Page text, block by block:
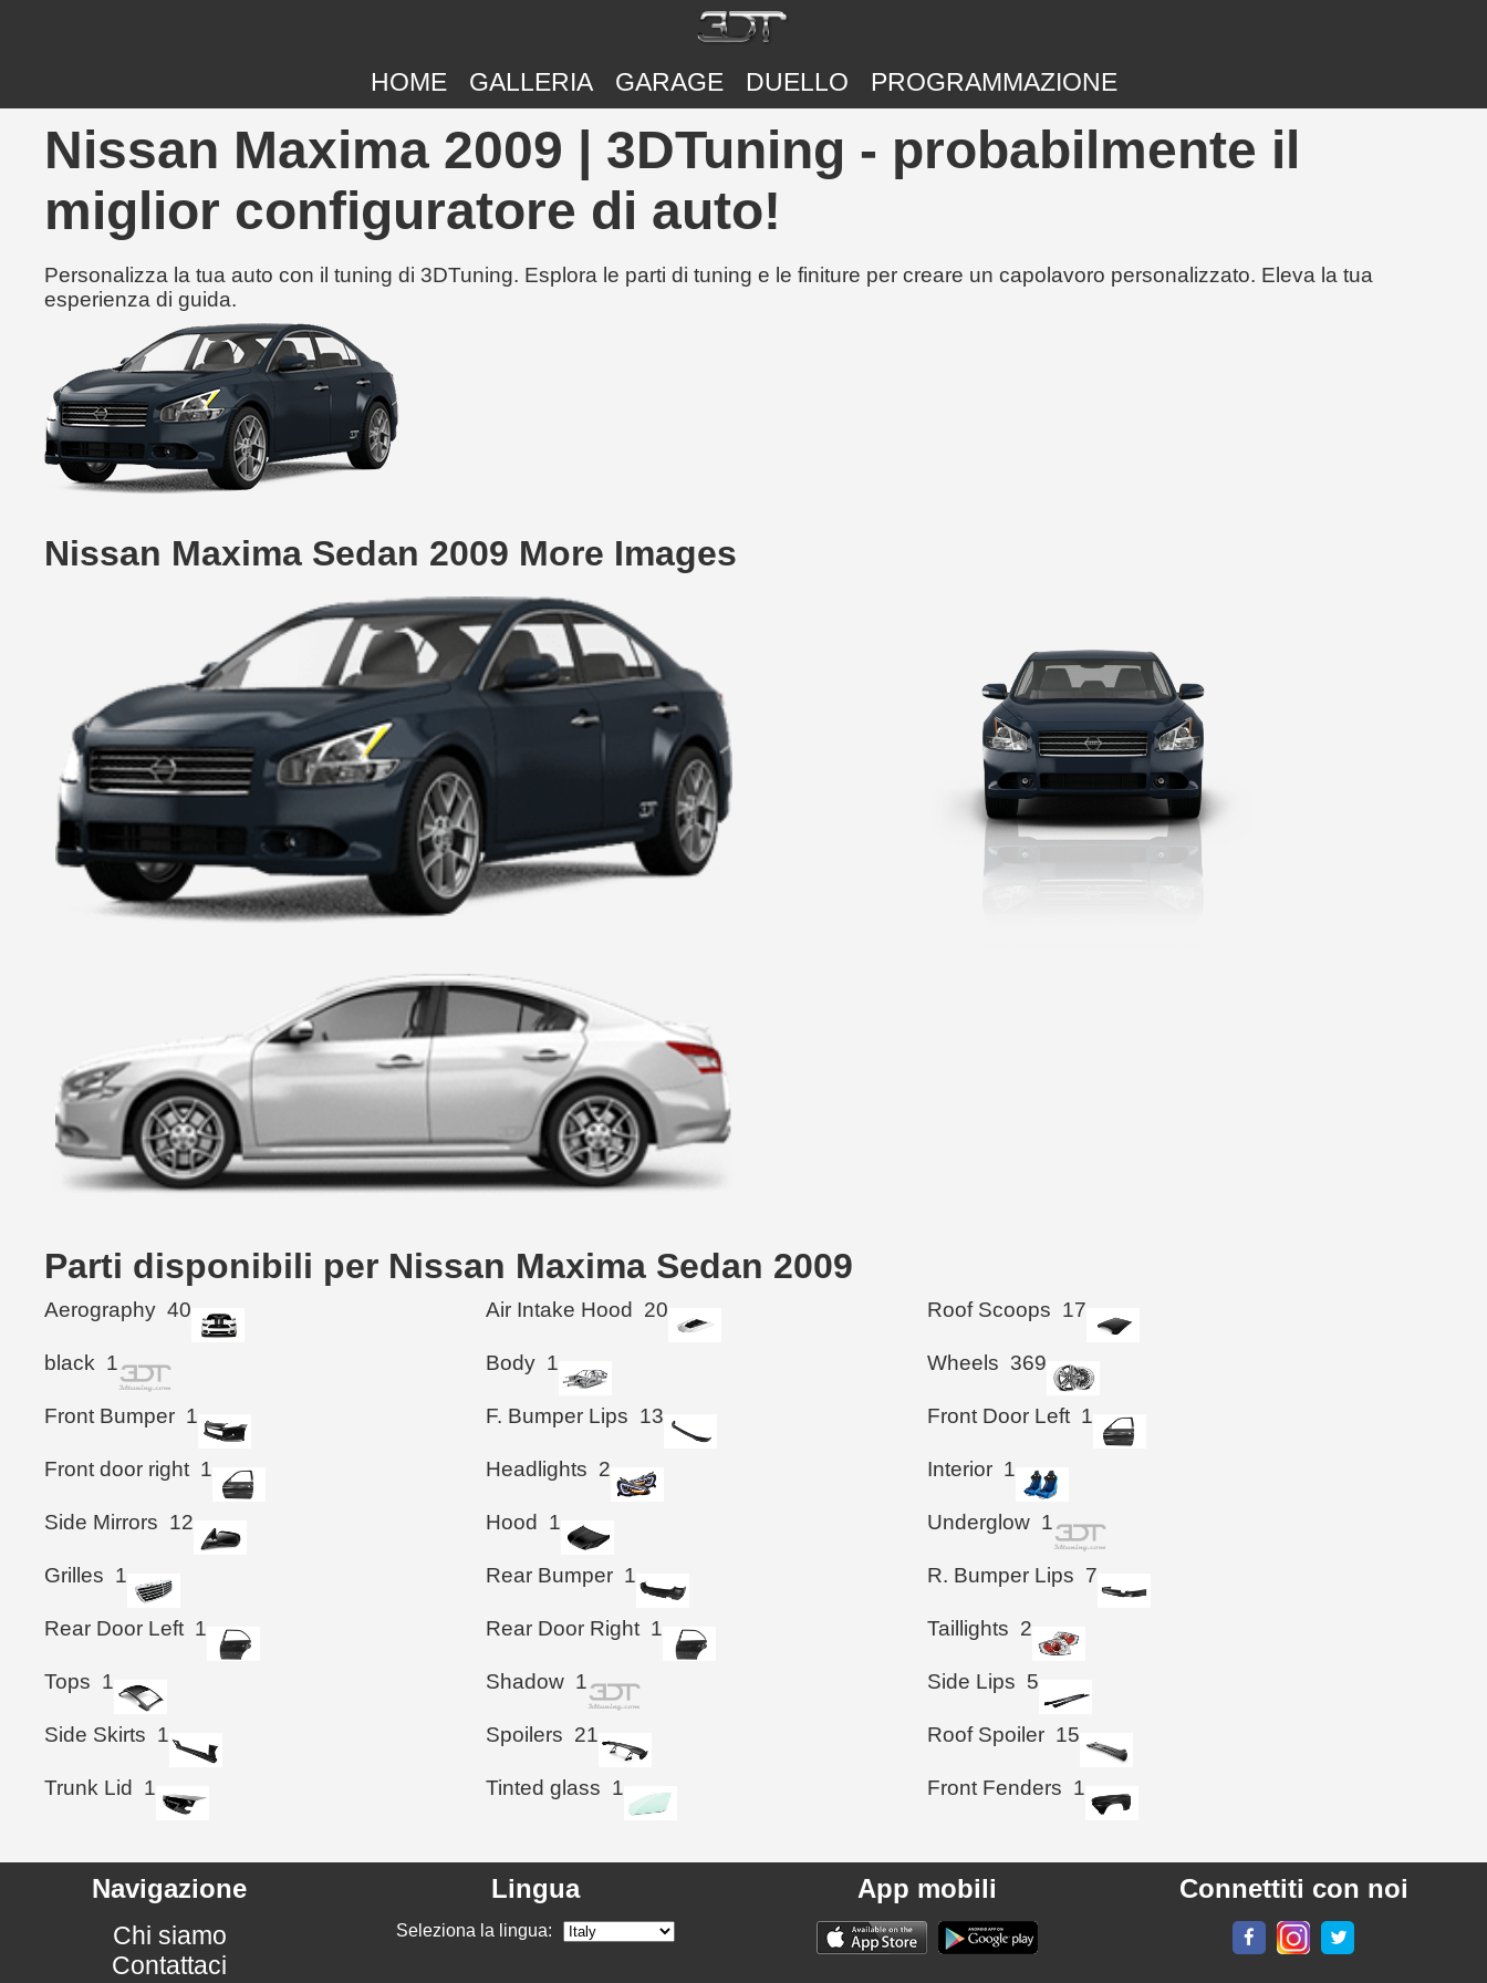
HOME GALLERIA GARAGE DUELLO PROGRAMMAZIONE
Nissan Maxima 2009 | 3DTuning - probabilmente il
miglior configuratore di auto!
Personalizza la tua auto con il tuning di 3DTuning. Esplora le parti di tuning e le finiture per creare un capolavoro personalizzato. Eleva la tua
esperienza di guida.
Nissan Maxima Sedan 2009 More Images
Parti disponibili per Nissan Maxima Sedan 2009
Aerography 40 Air Intake Hood 20 Roof Scoops 17
black 1 Body 1 Wheels 369
Front Bumper 1 F. Bumper Lips 13 Front Door Left 1
Front door right 1 Headlights 2 Interior 1
Side Mirrors 12 Hood 1 Underglow 1
Grilles 1 Rear Bumper 1 R. Bumper Lips 7
Rear Door Left 1 Rear Door Right 1 Taillights 2
Tops 1 Shadow 1 Side Lips 5
Side Skirts 1 Spoilers 21 Roof Spoiler 15
Trunk Lid 1 Tinted glass 1 Front Fenders 1
Navigazione
Chi siamo
Contattaci
Lingua
Seleziona la lingua:
App mobili Connettiti con noi